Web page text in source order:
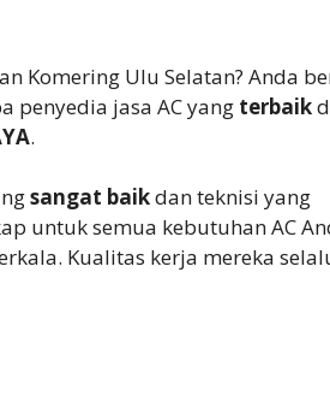
Komering Ulu Selatan? Anda
penyedia jasa AC yang terbaik
.
sangat baikdan teknisi yang
untuk semua kebutuhan AC
Kualitas kerja mereka